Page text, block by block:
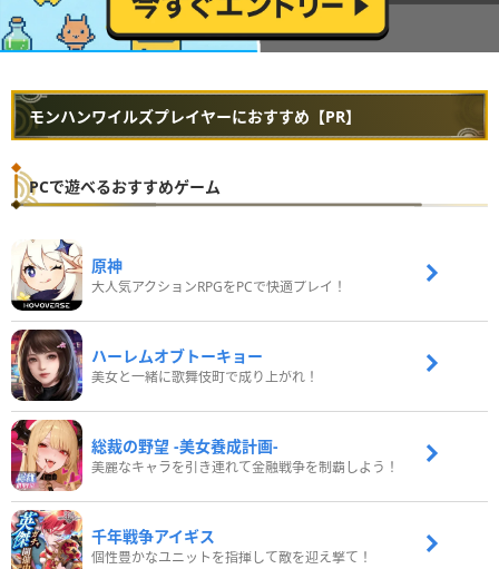
モンハンワイルズプレイヤーにおすすめ【PR】
PCで遊べるおすすめゲーム
原神
大人気アクションRPGをPCで快適プレイ！
ハーレムオブトーキョー
美女と一緒に歌舞伎町で成り上がれ！
総裁の野望 -美女養成計画-
美麗なキャラを引き連れて金融戦争を制覇しよう！
千年戦争アイギス
個性豊かなユニットを指揮して敵を迎え撃て！